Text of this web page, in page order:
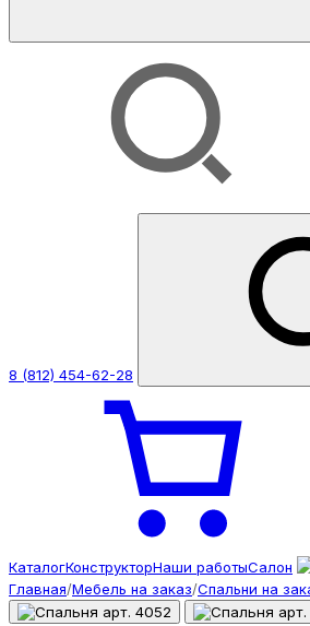
8 (812) 454-62-28
КаталогКонструкторНаши работыСалон
Главная/Мебель на заказ/Спальни на